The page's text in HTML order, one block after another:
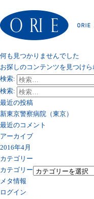
何も見つかりませんでした
お探しのコンテンツを見つけ
検索:
検索:
最近の投稿
新東京警察病院（東京）
最近のコメント
アーカイブ
2016年4月
カテゴリー
カテゴリー
メタ情報
ログイン